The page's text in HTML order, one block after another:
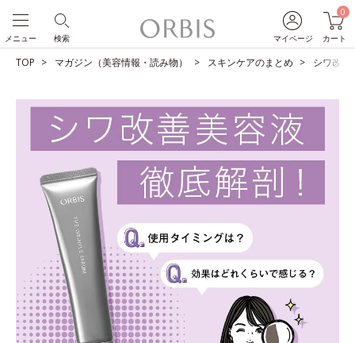
マイページ
0
カート
検索
メニュー
TOP マガジン（美容情報・読み物） スキンケアのまとめ シワ改善